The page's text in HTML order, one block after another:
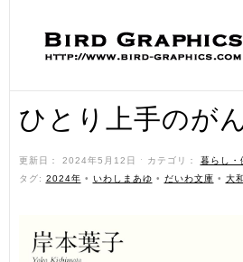
ひとり上手のが
更新日： 2024年5月12日 ˑ カテゴリ： 暮らし・
タグ: 2024年 • いわしまあゆ • だいわ文庫 • 大